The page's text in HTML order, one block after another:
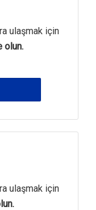
ulaşmak için
olun.
ulaşmak için